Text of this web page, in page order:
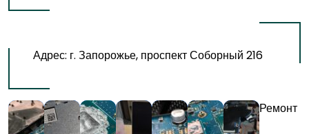
Адрес: г. Запорожье, проспект Соборный 216
Ремонт